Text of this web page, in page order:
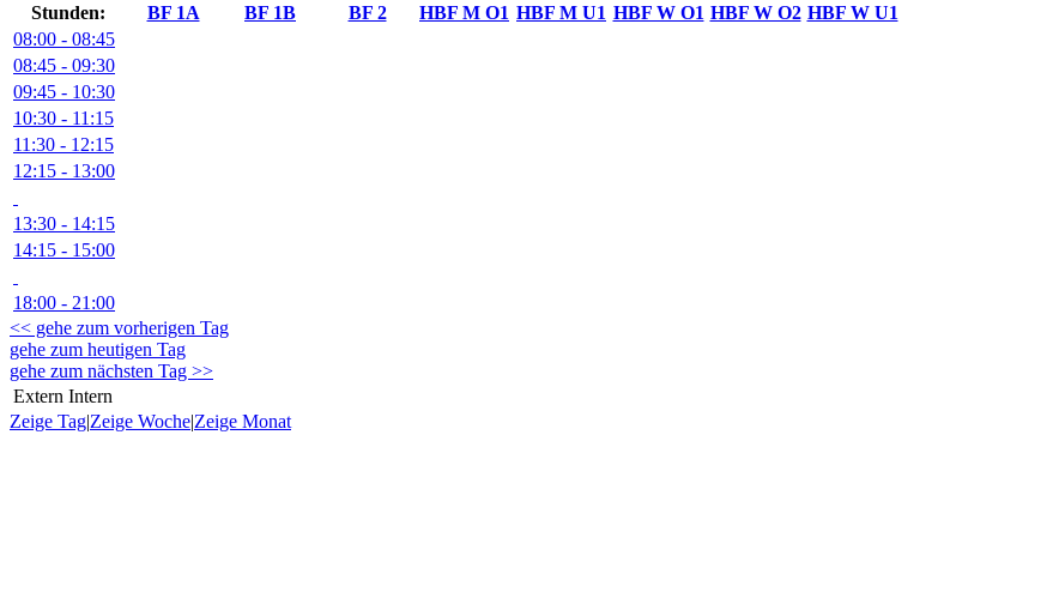
Stunden:
BF 1A BF 1B BF 2 HBF M O1 HBF M U1 HBF W O1 HBF W O2 HBF W U1
08:00 - 08:45
08:45 - 09:30
09:45 - 10:30
10:30 - 11:15
11:30 - 12:15
12:15 - 13:00
13:30 - 14:15
14:15 - 15:00
18:00 - 21:00
<< gehe zum vorherigen Tag
gehe zum heutigen Tag
gehe zum nächsten Tag >>
Extern Intern
Zeige Tag|Zeige Woche|Zeige Monat